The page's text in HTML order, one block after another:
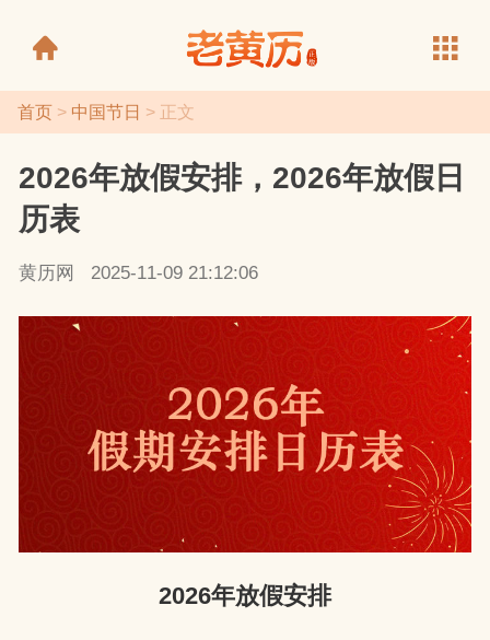
网
首页> 中国节日 > 正文
2026年放假安排，2026年放假日
历表
黄历网 2025-11-09 21:12:06
2026年放假安排